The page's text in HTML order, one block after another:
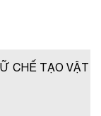
CHẾ TẠO VẬT